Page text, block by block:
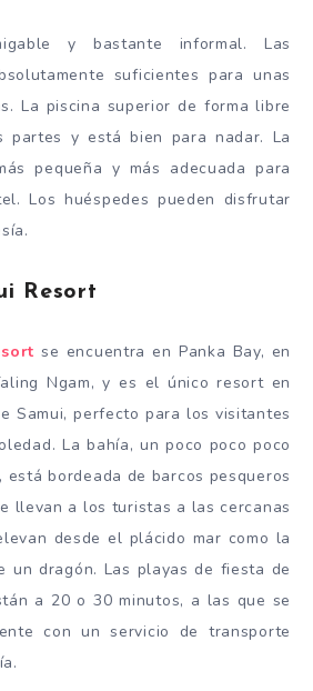
y bastante informal. Las
suficientes para unas
La piscina superior de forma libre
partes y está bien para nadar. La
pequeña y más adecuada para
Los huéspedes pueden disfrutar
Resort
se encuentra en Panka Bay, en
Ngam, y es el único resort en
Samui, perfecto para los visitantes
La bahía, un poco poco poco
bordeada de barcos pesqueros
llevan a los turistas a las cercanas
desde el plácido mar como la
un dragón. Las playas de fiesta de
a 20 o 30 minutos, a las que se
con un servicio de transporte